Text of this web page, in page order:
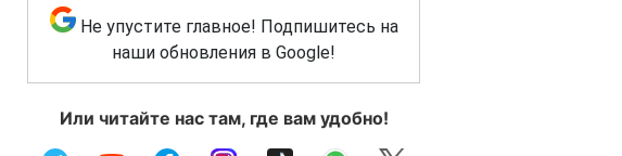
Не упустите главное! Подпишитесь на
наши обновления в Google!
Или читайте нас там, где вам удобно!